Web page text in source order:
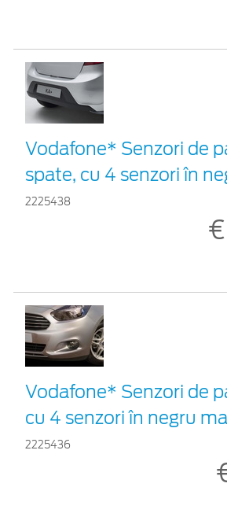
Vodafone* Senzori de
spate, cu 4 senzori în
2225438
Vodafone* Senzori de
cu 4 senzori în negru
2225436